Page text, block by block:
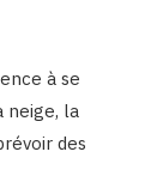
à se
neige, la
des